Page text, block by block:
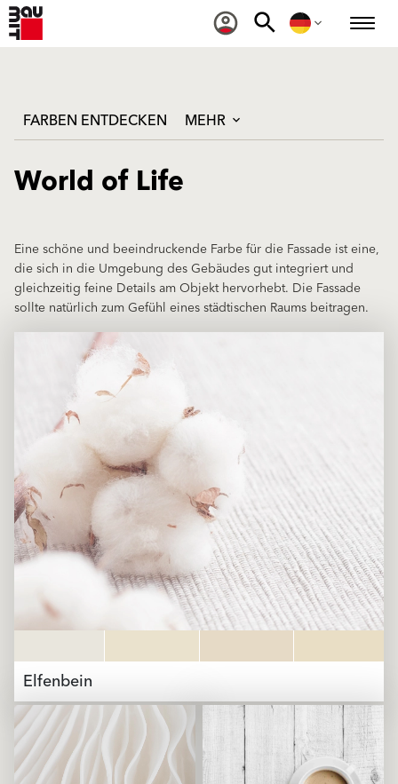
FARBEN ENTDECKEN MEHR
World of Life
Eine schöne und beeindruckende Farbe für die Fassade ist eine,
die sich in die Umgebung des Gebäudes gut integriert und
gleichzeitig feine Details am Objekt hervorhebt. Die Fassade
sollte natürlich zum Gefühl eines städtischen Raums beitragen.
Elfenbein